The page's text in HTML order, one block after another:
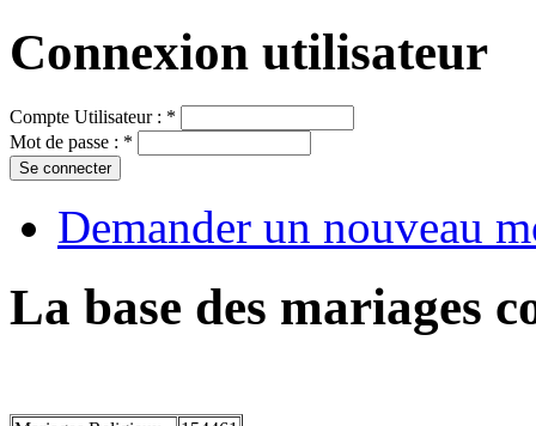
Connexion utilisateur
Compte Utilisateur : *
Mot de passe : *
Demander un nouveau
La base des mariages